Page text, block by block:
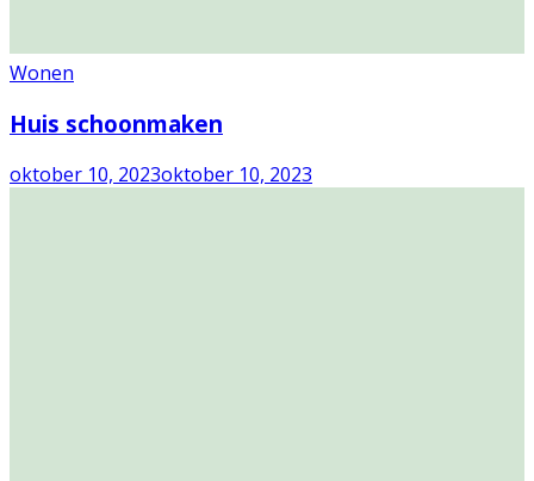
Wonen
Huis schoonmaken
oktober 10, 2023oktober 10, 2023